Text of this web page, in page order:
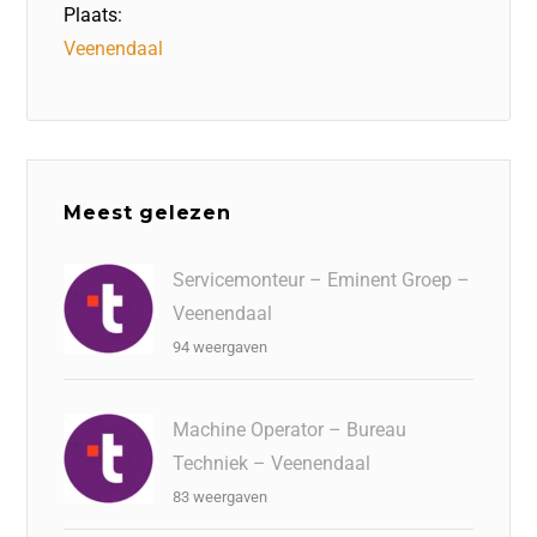
Plaats:
Veenendaal
Meest gelezen
Servicemonteur – Eminent Groep –
Veenendaal
94 weergaven
Machine Operator – Bureau
Techniek – Veenendaal
83 weergaven